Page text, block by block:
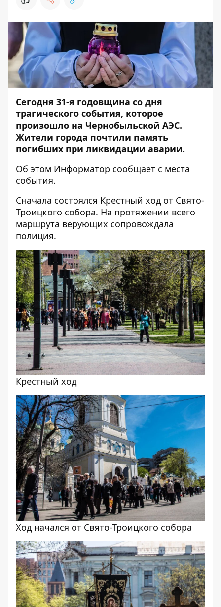
Сегодня 31-я годовщина со дня
трагического события, которое
произошло на Чернобыльской АЭС.
Жители города почтили память
погибших при ликвидации аварии.
Об этом Информатор сообщает с места
события.
Сначала состоялся Крестный ход от Свято-
Троицкого собора. На протяжении всего
маршрута верующих сопровождала
полиция.
Крестный ход
Ход начался от Свято-Троицкого собора